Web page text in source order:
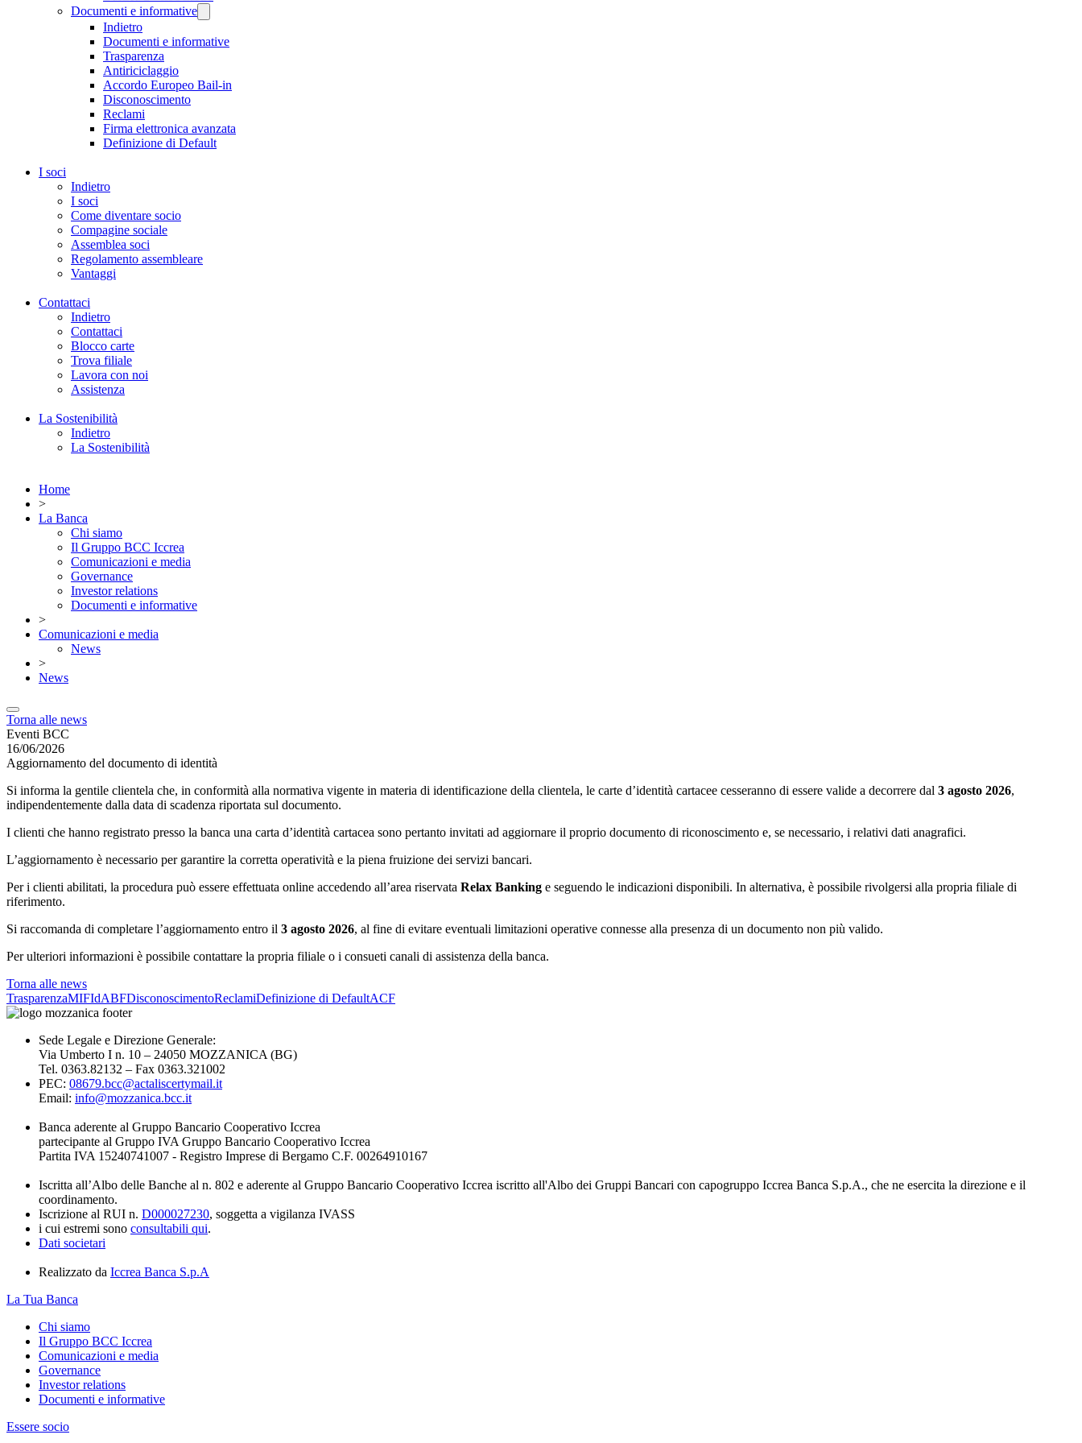
Documenti e informative
Indietro
Documenti e informative
Trasparenza
Antiriciclaggio
Accordo Europeo Bail-in
Disconoscimento
Reclami
Firma elettronica avanzata
Definizione di Default
I soci
Indietro
I soci
Come diventare socio
Compagine sociale
Assemblea soci
Regolamento assembleare
Vantaggi
Contattaci
Indietro
Contattaci
Blocco carte
Trova filiale
Lavora con noi
Assistenza
La Sostenibilità
Indietro
La Sostenibilità
Home
>
La Banca
Chi siamo
Il Gruppo BCC Iccrea
Comunicazioni e media
Governance
Investor relations
Documenti e informative
>
Comunicazioni e media
News
>
News
Torna alle news
Eventi BCC
16/06/2026
Aggiornamento del documento di identità
Si informa la gentile clientela che, in conformità alla normativa vigente in materia di identificazione della clientela, le carte d’identità cartacee cesseranno di essere valide a decorrere dal 3 agosto 2026,
indipendentemente dalla data di scadenza riportata sul documento.
I clienti che hanno registrato presso la banca una carta d’identità cartacea sono pertanto invitati ad aggiornare il proprio documento di riconoscimento e, se necessario, i relativi dati anagrafici.
L’aggiornamento è necessario per garantire la corretta operatività e la piena fruizione dei servizi bancari.
Per i clienti abilitati, la procedura può essere effettuata online accedendo all’area riservata Relax Banking e seguendo le indicazioni disponibili. In alternativa, è possibile rivolgersi alla propria filiale di
riferimento.
Si raccomanda di completare l’aggiornamento entro il 3 agosto 2026, al fine di evitare eventuali limitazioni operative connesse alla presenza di un documento non più valido.
Per ulteriori informazioni è possibile contattare la propria filiale o i consueti canali di assistenza della banca.
Torna alle news
TrasparenzaMIFIdABFDisconoscimentoReclamiDefinizione di DefaultACF
Sede Legale e Direzione Generale:
Via Umberto I n. 10 – 24050 MOZZANICA (BG)
Tel. 0363.82132 – Fax 0363.321002
PEC: 08679.bcc@actaliscertymail.it
Email: info@mozzanica.bcc.it
Banca aderente al Gruppo Bancario Cooperativo Iccrea
partecipante al Gruppo IVA Gruppo Bancario Cooperativo Iccrea
Partita IVA 15240741007 - Registro Imprese di Bergamo C.F. 00264910167
Iscritta all’Albo delle Banche al n. 802 e aderente al Gruppo Bancario Cooperativo Iccrea iscritto all'Albo dei Gruppi Bancari con capogruppo Iccrea Banca S.p.A., che ne esercita la direzione e il
coordinamento.
Iscrizione al RUI n. D000027230, soggetta a vigilanza IVASS
i cui estremi sono consultabili qui.
Dati societari
Realizzato da Iccrea Banca S.p.A
La Tua Banca
Chi siamo
Il Gruppo BCC Iccrea
Comunicazioni e media
Governance
Investor relations
Documenti e informative
Essere socio